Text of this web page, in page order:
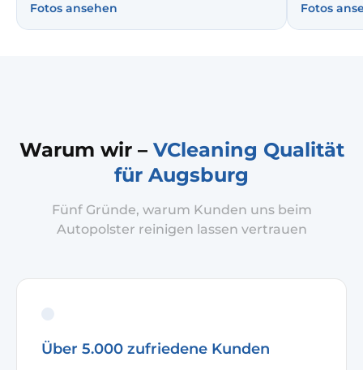
Innenreinigung wirkt der Stoff rechts wieder
gleichmäßig, farbkräftig und ordentlich. So
Fotos ansehen
zu
Fotos
Warum wir – VCleaning Qualität
für Augsburg
Fünf Gründe, warum Kunden uns beim
Autopolster reinigen lassen vertrauen
Über 5.000 zufriedene Kunden